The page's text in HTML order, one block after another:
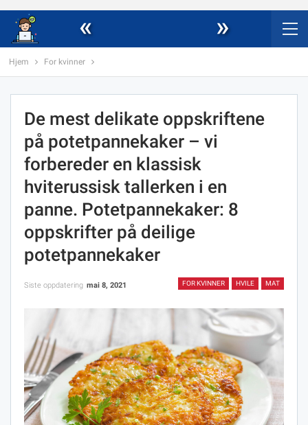
« »
Hjem For kvinner
De mest delikate oppskriftene
på potetpannekaker – vi
forbereder en klassisk
hviterussisk tallerken i en
panne. Potetpannekaker: 8
oppskrifter på deilige
potetpannekaker
FOR KVINNER HVILE MAT
Siste oppdatering mai 8, 2021